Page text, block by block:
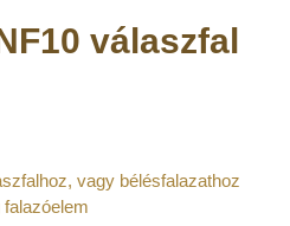
válaszfal
vagy bélésfalazathoz